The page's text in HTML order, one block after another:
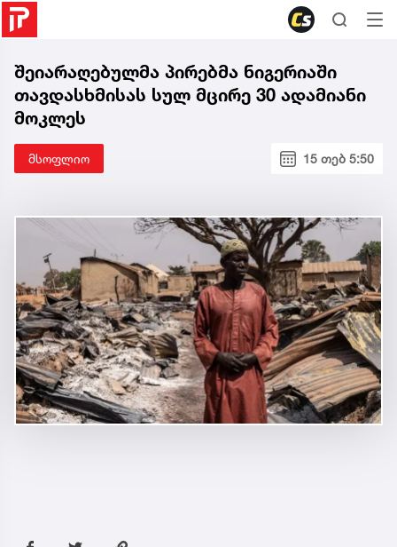
შეიარაღებულმა პირებმა ნიგერიაში
თავდასხმისას სულ მცირე 30 ადამიანი
მოკლეს
მსოფლიო 15 თებ 5:50